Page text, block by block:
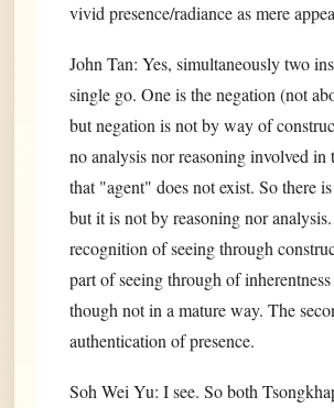
vivid presence/radiance as mere
John Tan: Yes, simultaneously two
single go. One is the negation (not
but negation is not by way of
no analysis nor reasoning involved in
that "agent" does not exist. So there
but it is not by reasoning nor
recognition of seeing through
part of seeing through of
though not in a mature way. The
authentication of presence.
Soh Wei Yu: I see. So both